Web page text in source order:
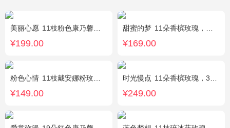
美丽心愿 11枝粉色康乃馨，2枝白色多头香水百合，搭配黄莺满天星
¥199.00
甜蜜的梦 11朵香槟玫瑰，桔梗、满天星、绿叶搭配
¥169.00
粉色心情 11枝戴安娜粉玫瑰，满天星，绿叶搭配
¥149.00
时光慢点 11朵香槟玫瑰，3朵向日葵，1个蓝色绣球，桔梗、绿叶搭配
¥249.00